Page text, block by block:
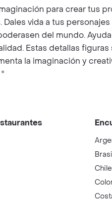
para crear tus
vida a tus
del mundo.
Estas detallas
la imaginación y
Chile